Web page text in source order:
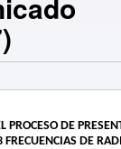
PROCESO DE
FRECUENCIAS DE